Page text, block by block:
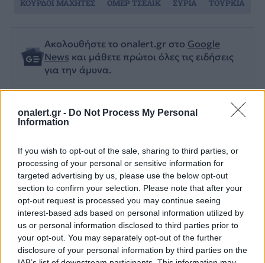
onalert.gr - Do Not Process My Personal
Information
If you wish to opt-out of the sale, sharing to third parties, or
processing of your personal or sensitive information for
targeted advertising by us, please use the below opt-out
section to confirm your selection. Please note that after your
opt-out request is processed you may continue seeing
interest-based ads based on personal information utilized by
us or personal information disclosed to third parties prior to
your opt-out. You may separately opt-out of the further
disclosure of your personal information by third parties on the
Patriot στη Σαουδική
Ιράν: Οι πέντε
Ακολουθήστε το onalert.gr στο Google
News και μάθετε πρώτοι όλες τις ειδήσεις
για την άμυνα.
ΚΟΥΡΔΟΙ ΜΑΧΗΤΕΣ
ΟΜΕΡ ΤΣΕΛΙΚ ΣΥΡΙΑ ΤΟΥΡΚΙΑ